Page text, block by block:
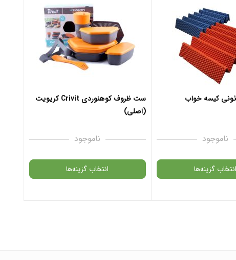
به سبد خرید
پشتیبان واتس آپ
انتخاب رنگ: مشکی
افزودن به سبد خرید
کیسه خواب
ناموجود
انتخاب گزینه‌ها
ست ظروف کوهنوردی Crivit کریویت
(اصلی)
ناموجود
انتخاب گزینه‌ها